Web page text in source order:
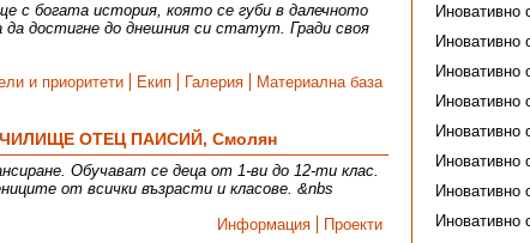
Иновативно
Иновативно
Иновативно
Иновативно
Иновативно
Иновативно
Иновативно
Иновативно
с богата история, която се губи в далечното
да достигне до днешния си статут. Гради своя
и приоритети Екип Галерия Материална база
ОТЕЦ ПАИСИЙ, Смолян
Обучават се деца от 1-ви до 12-ти клас.
от всички възрасти и класове. &nbs
Информация
Проекти